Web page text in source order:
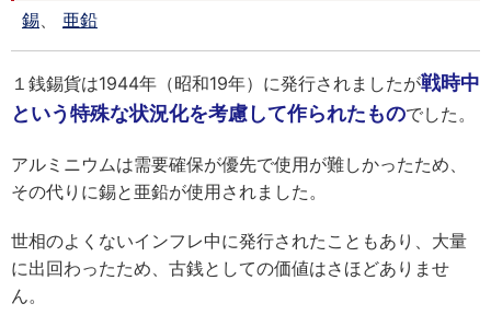
錫、 亜鉛
１銭錫貨は1944年（昭和19年）に発行されましたが戦時中
という特殊な状況化を考慮して作られたものでした。
アルミニウムは需要確保が優先で使用が難しかったため、
その代りに錫と亜鉛が使用されました。
世相のよくないインフレ中に発行されたこともあり、大量
に出回わったため、古銭としての価値はさほどありませ
ん。